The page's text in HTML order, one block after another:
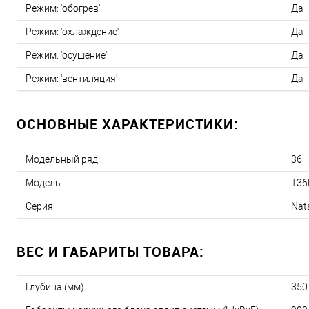
Режим: 'обогрев' Да
Режим: 'охлаждение' Да
Режим: 'осушение' Да
Режим: 'вентиляция' Да
ОСНОВНЫЕ ХАРАКТЕРИСТИКИ:
Модельный ряд 36
Модель
Серия
ВЕС И ГАБАРИТЫ ТОВАРА:
Глубина (мм) 350